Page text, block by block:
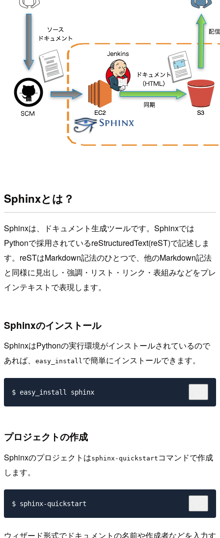
Sphinxとは？
Sphinxは、ドキュメント生成ツールです。Sphinxでは
Pythonで採用されているreStructuredText(reST)で記述しま
す。reSTはMarkdown記法のひとつで、他のMarkdown記法
と同様に見出し・強調・リスト・リンク・表組みなどをプレ
インテキストで表現します。
Sphinxのインストール
SphinxはPythonの実行環境がインストールされているので
あれば、
easy_installで簡単にインストールできます。
プロジェクトの作成
Sphinxのプロジェクトはsphinx-quickstart コマンドで作成
します。
ウィザード形式でドキュメントの名前や作成者などを入力す